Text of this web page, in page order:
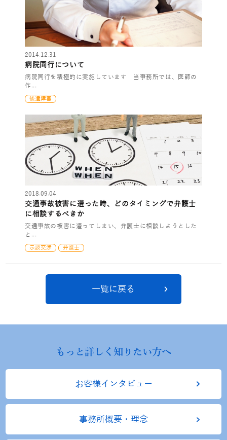
2014.12.31
病院同行について
病院同行を積極的に実施しています 当事務所では、医師の
作...
後遺障害
2018.09.04
交通事故被害に遭った時、どのタイミングで弁護士
に相談するべきか
交通事故の被害に遭ってしまい、弁護士に相談しようとした
と...
示談交渉 弁護士
一覧に戻る
もっと詳しく知りたい方へ
お客様インタビュー
事務所概要・理念